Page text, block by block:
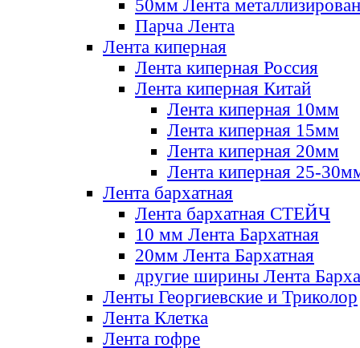
50мм Лента
Парча Лента
Лента киперная
Лента киперная Россия
Лента киперная Китай
Лента киперная 10мм
Лента киперная 15мм
Лента киперная 20мм
Лента киперная 25-
Лента бархатная
Лента бархатная СТЕЙЧ
10 мм Лента Бархатная
20мм Лента Бархатная
другие ширины Лента
Ленты Георгиевские и Триколор
Лента Клетка
Лента гофре